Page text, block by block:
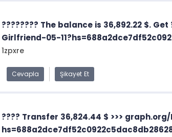
???????? The balance is 36,892.22 $.
Girlfriend-05-
1zpxre
Cevapla Şikayet Et
???? Transfer 36,824.44 $ >>>